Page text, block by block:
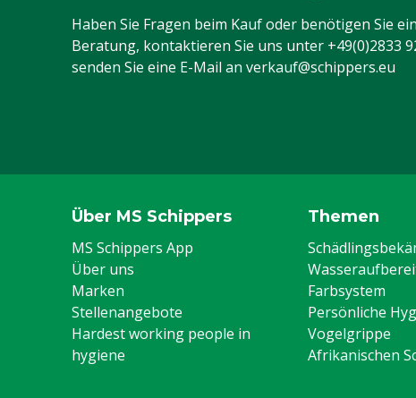
Haben Sie Fragen beim Kauf oder benötigen Sie
Beratung, kontaktieren Sie uns unter +49(0)2833
senden Sie eine E-Mail an verkauf@schippers.eu
Über MS Schippers
MS Schippers App
Über uns
Marken
Stellenangebote
Hardest working people in
hygiene
Themen
Farbsystem
Persönliche
Vogelgrippe
Afrikanischen